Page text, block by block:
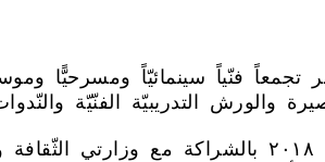
تجمعاً فنّياً سينمائيّاً ومسرحيًّا
أقيمت الدّورة الأولى عام ٢٠١٨